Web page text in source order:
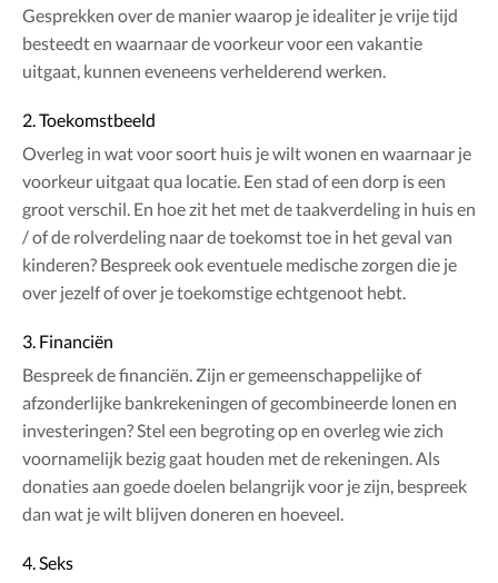
Gesprekken over de manier waarop je idealiter je vrije tijd
besteedt en waarnaar de voorkeur voor een vakantie
uitgaat, kunnen eveneens verhelderend werken.
2. Toekomstbeeld
Overleg in wat voor soort huis je wilt wonen en waarnaar je
voorkeur uitgaat qua locatie. Een stad of een dorp is een
groot verschil. En hoe zit het met de taakverdeling in huis en
/ of de rolverdeling naar de toekomst toe in het geval van
kinderen? Bespreek ook eventuele medische zorgen die je
over jezelf of over je toekomstige echtgenoot hebt.
3. Financiën
Bespreek de financiën. Zijn er gemeenschappelijke of
afzonderlijke bankrekeningen of gecombineerde lonen en
investeringen? Stel een begroting op en overleg wie zich
voornamelijk bezig gaat houden met de rekeningen. Als
donaties aan goede doelen belangrijk voor je zijn, bespreek
dan wat je wilt blijven doneren en hoeveel.
4. Seks